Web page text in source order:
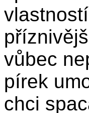
vůbec
pírek
chci